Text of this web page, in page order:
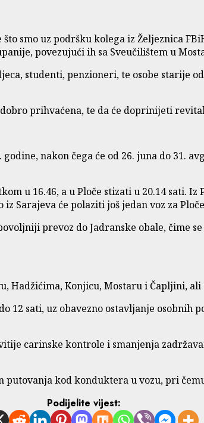
smo uz podršku kolega iz Željeznica
povezujući ih sa Sveučilištem u
studenti, penzioneri, te osobe starije
prihvaćena, te da će doprinijeti
nakon čega će od 26. juna do 31.
u 16.46, a u Ploče stizati u 20.14 sati. Iz
Sarajeva će polaziti još jedan voz za
prevoz do Jadranske obale, čime
Hadžićima, Konjicu, Mostaru i Čapljini,
sati, uz obavezno ostavljanje osobnih
carinske kontrole i smanjenja
kod konduktera u vozu, pri
Podijelite vijest: